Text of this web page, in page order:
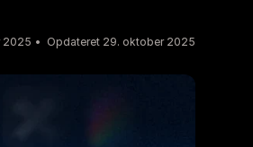
2025 Opdateret 29. oktober 2025